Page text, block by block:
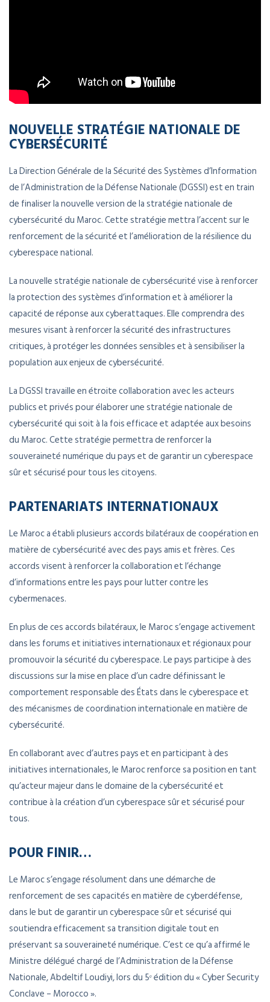
NOUVELLE STRATÉGIE NATIONALE DE
CYBERSÉCURITÉ
La Direction Générale de la Sécurité des Systèmes d’Information
de l’Administration de la Défense Nationale (DGSSI) est en train
de finaliser la nouvelle version de la stratégie nationale de
cybersécurité du Maroc. Cette stratégie mettra l’accent sur le
renforcement de la sécurité et l’amélioration de la résilience du
cyberespace national.
La nouvelle stratégie nationale de cybersécurité vise à renforcer
la protection des systèmes d’information et à améliorer la
capacité de réponse aux cyberattaques. Elle comprendra des
mesures visant à renforcer la sécurité des infrastructures
critiques, à protéger les données sensibles et à sensibiliser la
population aux enjeux de cybersécurité.
La DGSSI travaille en étroite collaboration avec les acteurs
publics et privés pour élaborer une stratégie nationale de
cybersécurité qui soit à la fois efficace et adaptée aux besoins
du Maroc. Cette stratégie permettra de renforcer la
souveraineté numérique du pays et de garantir un cyberespace
sûr et sécurisé pour tous les citoyens.
PARTENARIATS INTERNATIONAUX
Le Maroc a établi plusieurs accords bilatéraux de coopération en
matière de cybersécurité avec des pays amis et frères. Ces
accords visent à renforcer la collaboration et l’échange
d’informations entre les pays pour lutter contre les
cybermenaces.
En plus de ces accords bilatéraux, le Maroc s’engage activement
dans les forums et initiatives internationaux et régionaux pour
promouvoir la sécurité du cyberespace. Le pays participe à des
discussions sur la mise en place d’un cadre définissant le
comportement responsable des États dans le cyberespace et
des mécanismes de coordination internationale en matière de
cybersécurité.
En collaborant avec d’autres pays et en participant à des
initiatives internationales, le Maroc renforce sa position en tant
qu’acteur majeur dans le domaine de la cybersécurité et
contribue à la création d’un cyberespace sûr et sécurisé pour
tous.
POUR FINIR…
Le Maroc s’engage résolument dans une démarche de
renforcement de ses capacités en matière de cyberdéfense,
dans le but de garantir un cyberespace sûr et sécurisé qui
soutiendra efficacement sa transition digitale tout en
préservant sa souveraineté numérique. C’est ce qu’a affirmé le
Ministre délégué chargé de l’Administration de la Défense
Nationale, Abdeltif Loudiyi, lors du 5ᵉ édition du « Cyber Security
Conclave – Morocco ».